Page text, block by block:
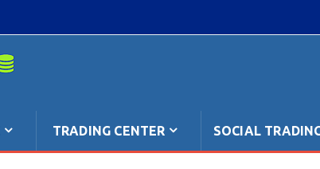
TRADING CENTER SOCIAL